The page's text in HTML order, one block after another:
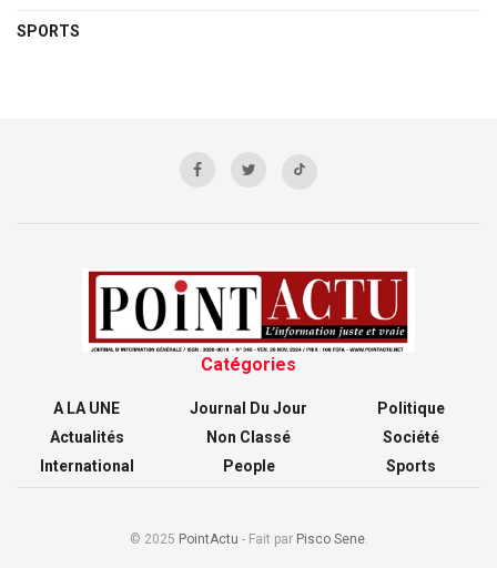
SPORTS
Catégories
A LA UNE
Actualités
International
Journal Du Jour
Non Classé
People
Politique
Société
Sports
© 2025 PointActu - Fait par Pisco Sene.